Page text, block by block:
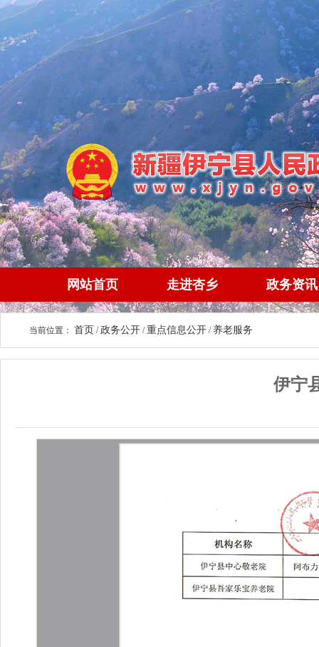
网站首页 走进杏乡 政务资讯
当前位置： 首页 /政务公开 /重点信息公开 / 养老服务
伊宁